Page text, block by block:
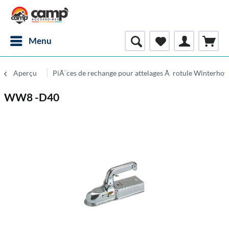
Menu
Aperçu PiÃ¨ces de rechange pour attelages Ã rotule Winterhoff
WW8 -D40